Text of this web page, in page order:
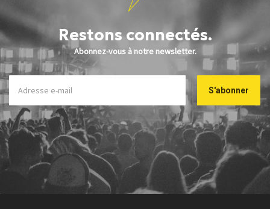
Restons connectés.
Abonnez-vous à notre newsletter.